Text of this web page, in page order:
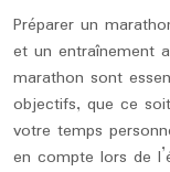
Préparer un
et un entraînement
marathon sont
objectifs, que ce
votre temps
en compte lors de